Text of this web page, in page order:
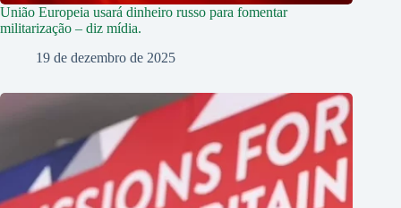
União Europeia usará dinheiro russo para fomentar
militarização – diz mídia.
19 de dezembro de 2025